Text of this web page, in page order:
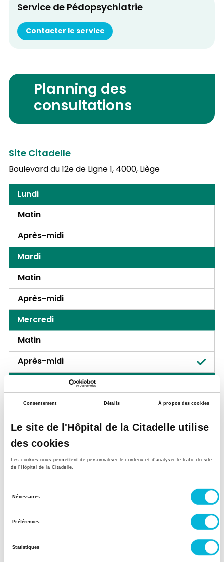
Consentement Détails À propos des cookies
Le site de l'Hôpital de la Citadelle utilise
des cookies
Les cookies nous permettent de personnaliser le contenu et d’analyser le trafic du site
de l'Hôpital de la Citadelle.
Nécessaires
Préférences
Statistiques
Service de Pédopsychiatrie
Contacter le service
Planning des
consultations
Site Citadelle
Boulevard du 12e de Ligne 1,4000, Liège
Lundi
Matin
Après-midi
Mardi
Matin
Après-midi
Mercredi
Matin
Après-midi
Matin
Après-midi
Vendredi
Matin
Après-midi